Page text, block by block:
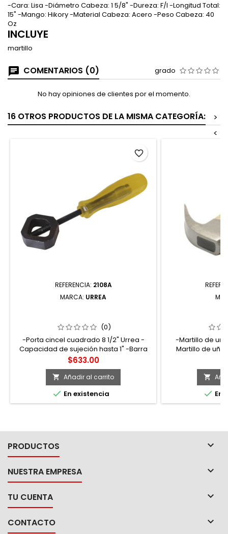
-Cara: Lisa -Diámetro Cabeza: 1 5/8" -Dureza: F/I -Longitud Total:
15" -Mango: Hikory -Material Cabeza: Acero -Peso Cabeza: 40
Oz
INCLUYE
martillo
COMENTARIOS (0) grado
No hay opiniones de clientes por el momento.
16 OTROS PRODUCTOS DE LA MISMA CATEGORÍA:
>
<
REFERENCIA: 2108A
MARCA: URREA
PLÁSTICO 8-1/2" URREA
(0)
-Porta cincel cuadrado 8 1/2" Urrea -
Capacidad de sujeción hasta 1" -Barra
de acero al cromo-vanadio -
Recubrimiento pavonado -Mango
ergonómico de plástico de alta
resistencia
Precio
$633.00
 Añadir al carrito
 En existencia
favorite_border
-Martillo de
Martillo de uña

 En
PRODUCTOS 
NUESTRA EMPRESA 
TU CUENTA 
CONTACTO 